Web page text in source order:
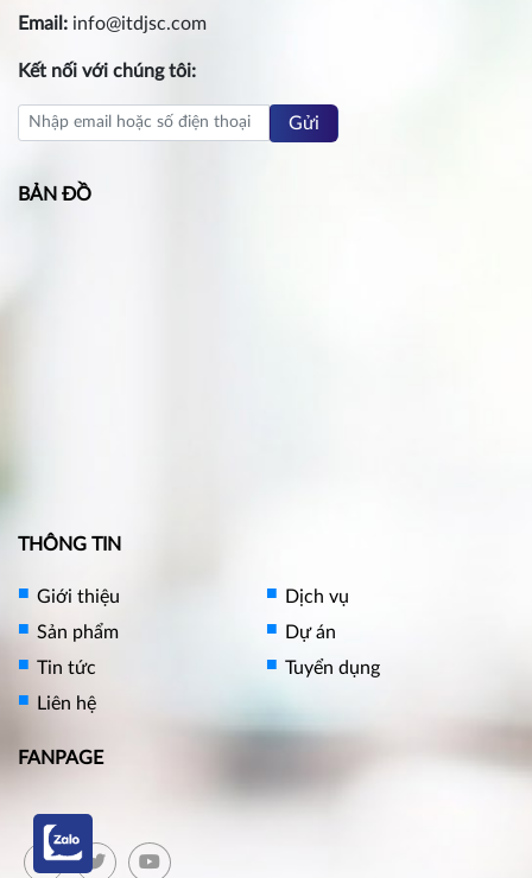
Email: info@itdjsc.com
Kết nối với chúng tôi:
Gửi
BẢN ĐỒ
THÔNG TIN
Giới thiệu
Dịch vụ
Sản phẩm
Dự án
Tin tức
Tuyển dụng
Liên hệ
FANPAGE